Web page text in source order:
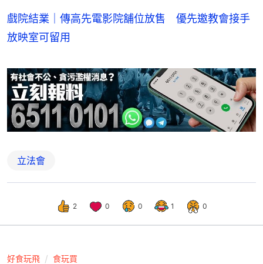
戲院結業｜傳高先電影院舖位放售 優先邀教會接手
放映室可留用
立法會
2 0 0 1 0
好食玩飛 食玩買